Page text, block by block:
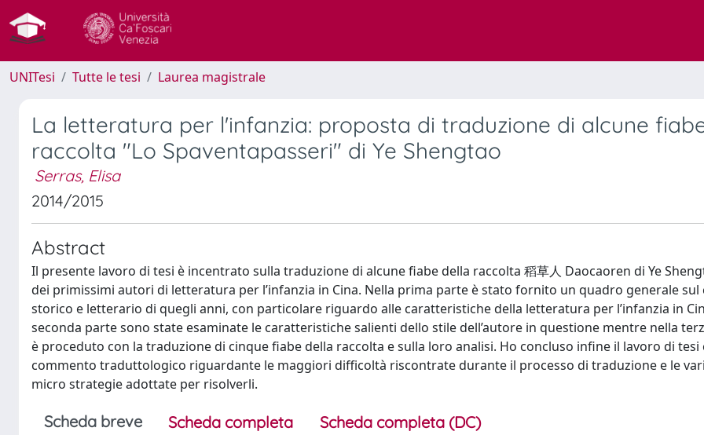
UNITesi Tutte le tesi Laurea magistrale
La letteratura per l'infanzia: proposta di traduzione di alcune
raccolta "Lo Spaventapasseri" di Ye Shengtao
Serras, Elisa
2014/2015
Abstract
Il presente lavoro di tesi è incentrato sulla traduzione di alcune fiabe della raccolta 稻草人 Daocaoren di Ye
dei primissimi autori di letteratura per l’infanzia in Cina. Nella prima parte è stato fornito un quadro generale sul
storico e letterario di quegli anni, con particolare riguardo alle caratteristiche della letteratura per l’infanzia in
seconda parte sono state esaminate le caratteristiche salienti dello stile dell’autore in questione mentre nella
è proceduto con la traduzione di cinque fiabe della raccolta e sulla loro analisi. Ho concluso infine il lavoro di tesi
commento traduttologico riguardante le maggiori difficoltà riscontrate durante il processo di traduzione e le
micro strategie adottate per risolverli.
Scheda breve Scheda completa Scheda completa (DC)